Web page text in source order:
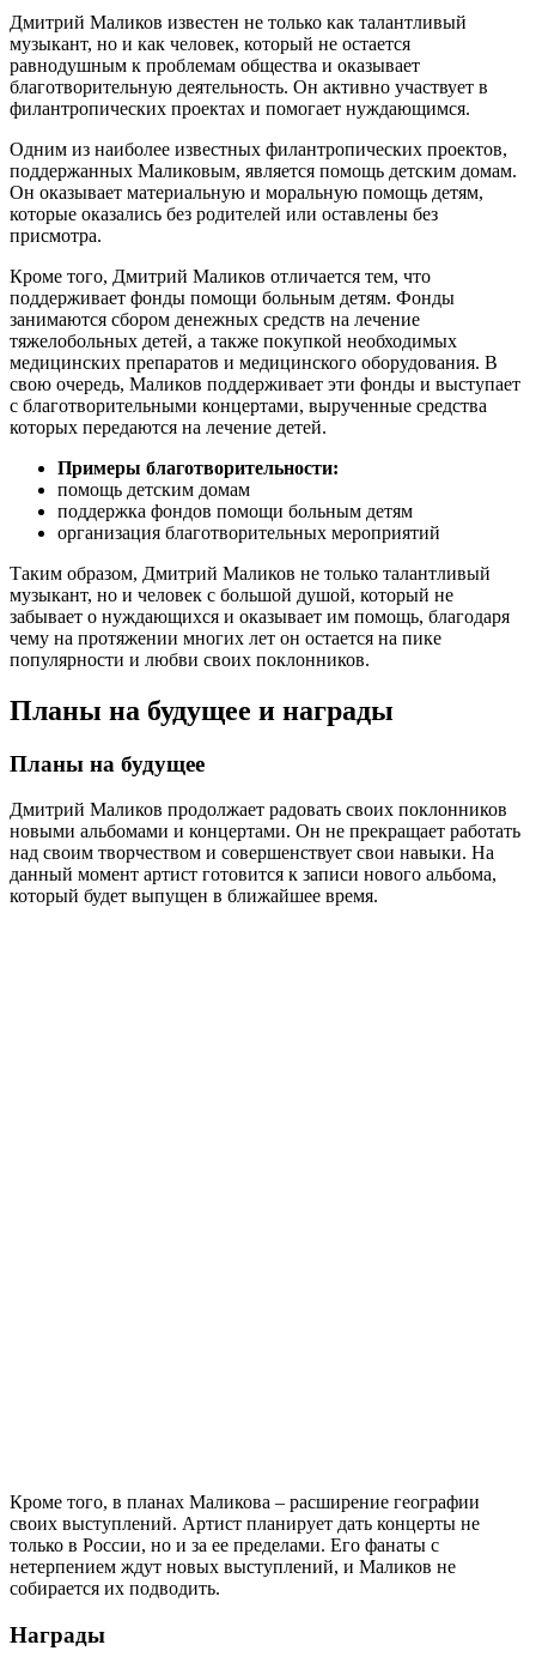
Дмитрий Маликов известен не только как талантливый
музыкант, но и как человек, который не остается
равнодушным к проблемам общества и оказывает
благотворительную деятельность. Он активно участвует в
филантропических проектах и помогает нуждающимся.
Одним из наиболее известных филантропических проектов,
поддержанных Маликовым, является помощь детским домам.
Он оказывает материальную и моральную помощь детям,
которые оказались без родителей или оставлены без
присмотра.
Кроме того, Дмитрий Маликов отличается тем, что
поддерживает фонды помощи больным детям. Фонды
занимаются сбором денежных средств на лечение
тяжелобольных детей, а также покупкой необходимых
медицинских препаратов и медицинского оборудования. В
свою очередь, Маликов поддерживает эти фонды и выступает
с благотворительными концертами, вырученные средства
которых передаются на лечение детей.
Примеры благотворительности:
помощь детским домам
поддержка фондов помощи больным детям
организация благотворительных мероприятий
Таким образом, Дмитрий Маликов не только талантливый
музыкант, но и человек с большой душой, который не
забывает о нуждающихся и оказывает им помощь, благодаря
чему на протяжении многих лет он остается на пике
популярности и любви своих поклонников.
Планы на будущее и награды
Планы на будущее
Дмитрий Маликов продолжает радовать своих поклонников
новыми альбомами и концертами. Он не прекращает работать
над своим творчеством и совершенствует свои навыки. На
данный момент артист готовится к записи нового альбома,
который будет выпущен в ближайшее время.
Кроме того, в планах Маликова – расширение географии
своих выступлений. Артист планирует дать концерты не
только в России, но и за ее пределами. Его фанаты с
нетерпением ждут новых выступлений, и Маликов не
собирается их подводить.
Награды